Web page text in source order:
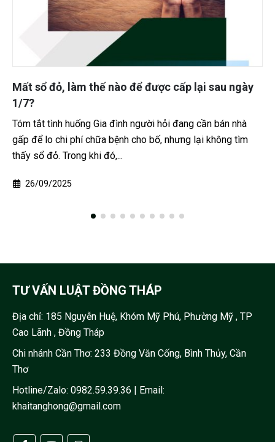
Có tên trong hộ khẩu có được chia đất không?
Tóm tắt tình huống Một gia đình có nhiều anh chị em, trong
đó một số người đã được chia đất và đứng tên sổ đỏ
riêng nhưng vẫn chưa tách...
TƯ VẤN LUẬT ĐỒNG THÁP
Địa chỉ: 185 Nguyễn Huệ, Khóm Mỹ Phú, Phường Mỹ , TP
Cao Lãnh , Đồng Tháp
Chi nhánh Cần Thơ: 233 Đồng Văn Cống, Bình Thủy, Cần
Thơ
Hotline/Zalo: 0982.59.39.36 | Email:
khaitanghong@gmail.com